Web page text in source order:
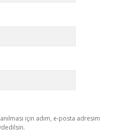
için adım, e-posta adresim